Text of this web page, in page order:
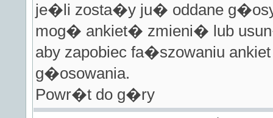
je�li zosta�y ju� oddane g�osy
mog� ankiet� zmieni� lub
aby zapobiec fa�szowaniu
g�osowania.
Powr�t do g�ry